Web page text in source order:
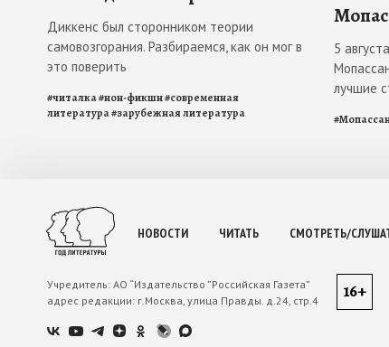
Диккенс был сторонником теории
самовозгорания. Разбираемся, как он мог в
это поверить
#читалка#нон-фикшн#современная
литература#зарубежная литература
5
лучшие
#
НОВОСТИ ЧИТАТЬ СМОТРЕТЬ/
Учредитель: АО “Издательство ”Российская Газета”
адрес редакции: г.Москва, улица Правды. д.24, стр.4 16+